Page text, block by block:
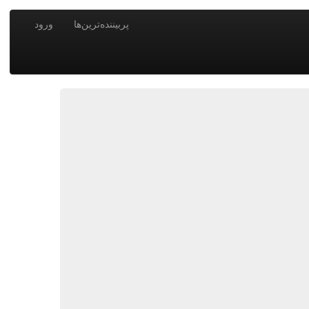
پربیننده‌ترین‌ها ورود